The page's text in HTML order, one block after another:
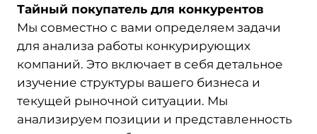
Тайный покупатель для конкурентов
Мы совместно с вами определяем задачи
для анализа работы конкурирующих
компаний. Это включает в себя детальное
изучение структуры вашего бизнеса и
текущей рыночной ситуации. Мы
анализируем позиции и представленность